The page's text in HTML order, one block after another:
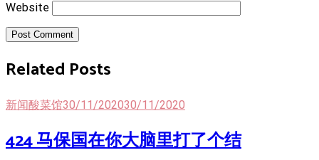
Website
Post Comment
Related Posts
新闻酸菜馆30/11/202030/11/2020
424 马保国在你大脑里打了个结